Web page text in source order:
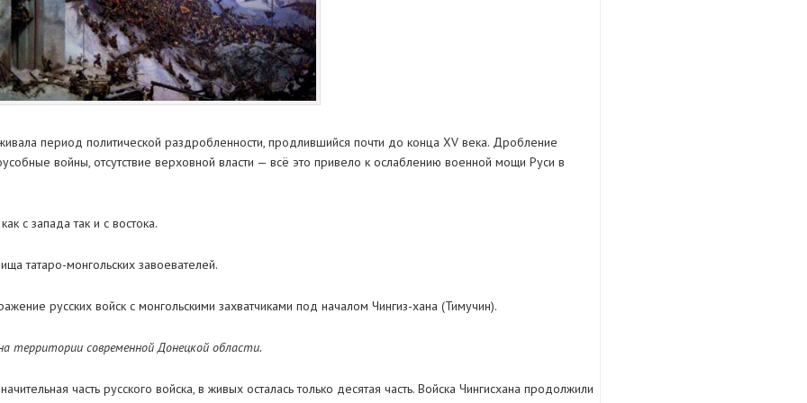
период политической раздробленности, продлившийся почти до конца ХV века. Дробление
войны, отсутствие верховной власти — всё это привело к ослаблению военной мощи Руси в
с запада так и с востока.
татаро-монгольских завоевателей.
русских войск с монгольскими захватчиками под началом Чингиз-хана (Тимучин).
территории современной Донецкой области.
часть русского войска, в живых осталась только десятая часть. Войска Чингисхана продолжили